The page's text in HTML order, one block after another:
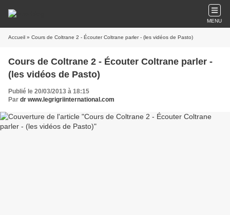
MENU
Accueil » Cours de Coltrane 2 - Écouter Coltrane parler - (les vidéos de Pasto)
Cours de Coltrane 2 - Écouter Coltrane parler -
(les vidéos de Pasto)
Publié le 20/03/2013 à 18:15
Par dr www.legrigriinternational.com